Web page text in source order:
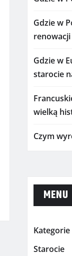
Gdzie w
Gdzie w
starocie
wielką
Czym
MENU
Kategorie
Starocie